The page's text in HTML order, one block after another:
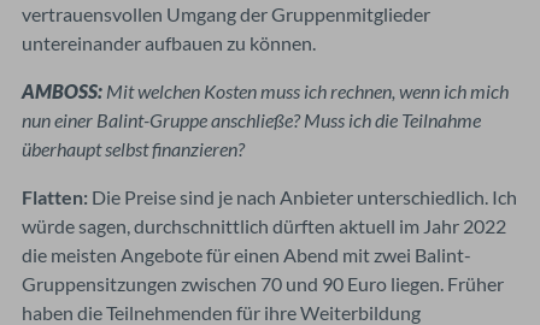
vertrauensvollen Umgang der Gruppenmitglieder
untereinander aufbauen zu können.
AMBOSS: Mit welchen Kosten muss ich rechnen, wenn ich mich
nun einer Balint-Gruppe anschließe? Muss ich die Teilnahme
überhaupt selbst finanzieren?
Flatten: Die Preise sind je nach Anbieter unterschiedlich. Ich
würde sagen, durchschnittlich dürften aktuell im Jahr 2022
die meisten Angebote für einen Abend mit zwei Balint-
Gruppensitzungen zwischen 70 und 90 Euro liegen. Früher
haben die Teilnehmenden für ihre Weiterbildung